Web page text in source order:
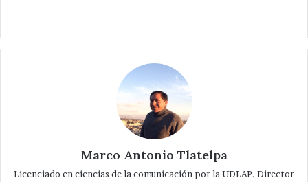
Marco Antonio Tlatelpa
Licenciado en ciencias de la comunicación por la UDLAP. Director